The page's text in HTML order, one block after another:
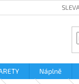
Náplně